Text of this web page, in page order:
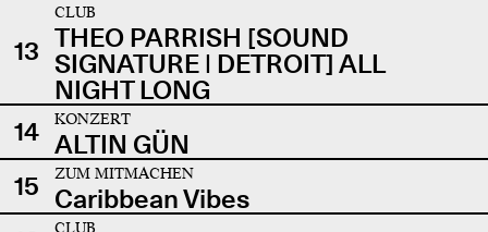
13
CLUB
THEO PARRISH [SOUND
SIGNATURE | DETROIT] ALL
NIGHT LONG
14
KONZERT
ALTIN GÜN
15
ZUM MITMACHEN
Caribbean Vibes
CLUB